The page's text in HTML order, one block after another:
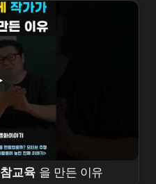
참교육 을 만든 이유